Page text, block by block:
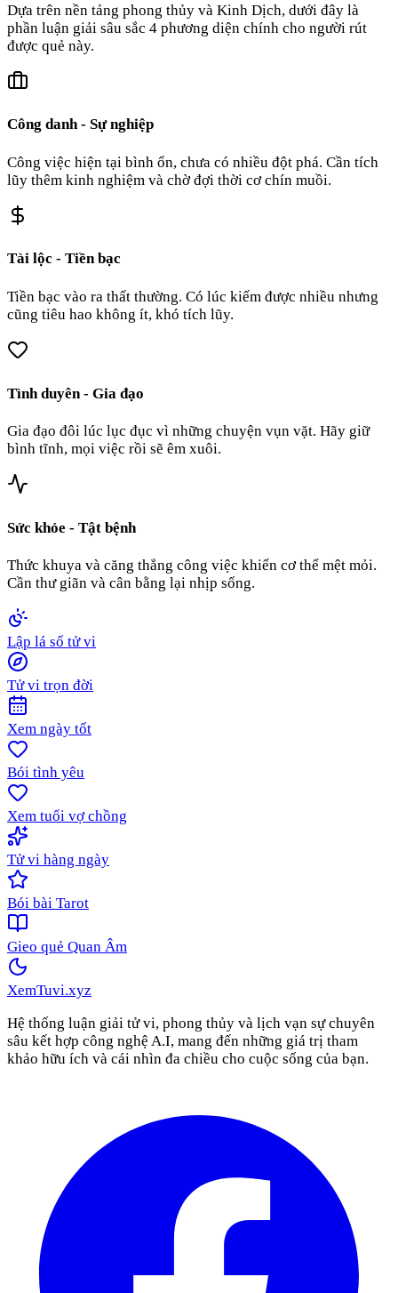
Dựa trên nền tảng phong thủy và Kinh Dịch, dưới đây là
phần luận giải sâu sắc 4 phương diện chính cho người rút
được quẻ này.
Công danh - Sự nghiệp
Công việc hiện tại bình ổn, chưa có nhiều đột phá. Cần tích
lũy thêm kinh nghiệm và chờ đợi thời cơ chín muồi.
Tài lộc - Tiền bạc
Tiền bạc vào ra thất thường. Có lúc kiếm được nhiều nhưng
cũng tiêu hao không ít, khó tích lũy.
Tình duyên - Gia đạo
Gia đạo đôi lúc lục đục vì những chuyện vụn vặt. Hãy giữ
bình tĩnh, mọi việc rồi sẽ êm xuôi.
Sức khỏe - Tật bệnh
Thức khuya và căng thẳng công việc khiến cơ thể mệt mỏi.
Cần thư giãn và cân bằng lại nhịp sống.
Lập lá số tử vi
Tử vi trọn đời
Xem ngày tốt
Bói tình yêu
Xem tuổi vợ chồng
Tử vi hàng ngày
Bói bài Tarot
Gieo quẻ Quan Âm
XemTuvi.xyz
Hệ thống luận giải tử vi, phong thủy và lịch vạn sự chuyên
sâu kết hợp công nghệ A.I, mang đến những giá trị tham
khảo hữu ích và cái nhìn đa chiều cho cuộc sống của bạn.